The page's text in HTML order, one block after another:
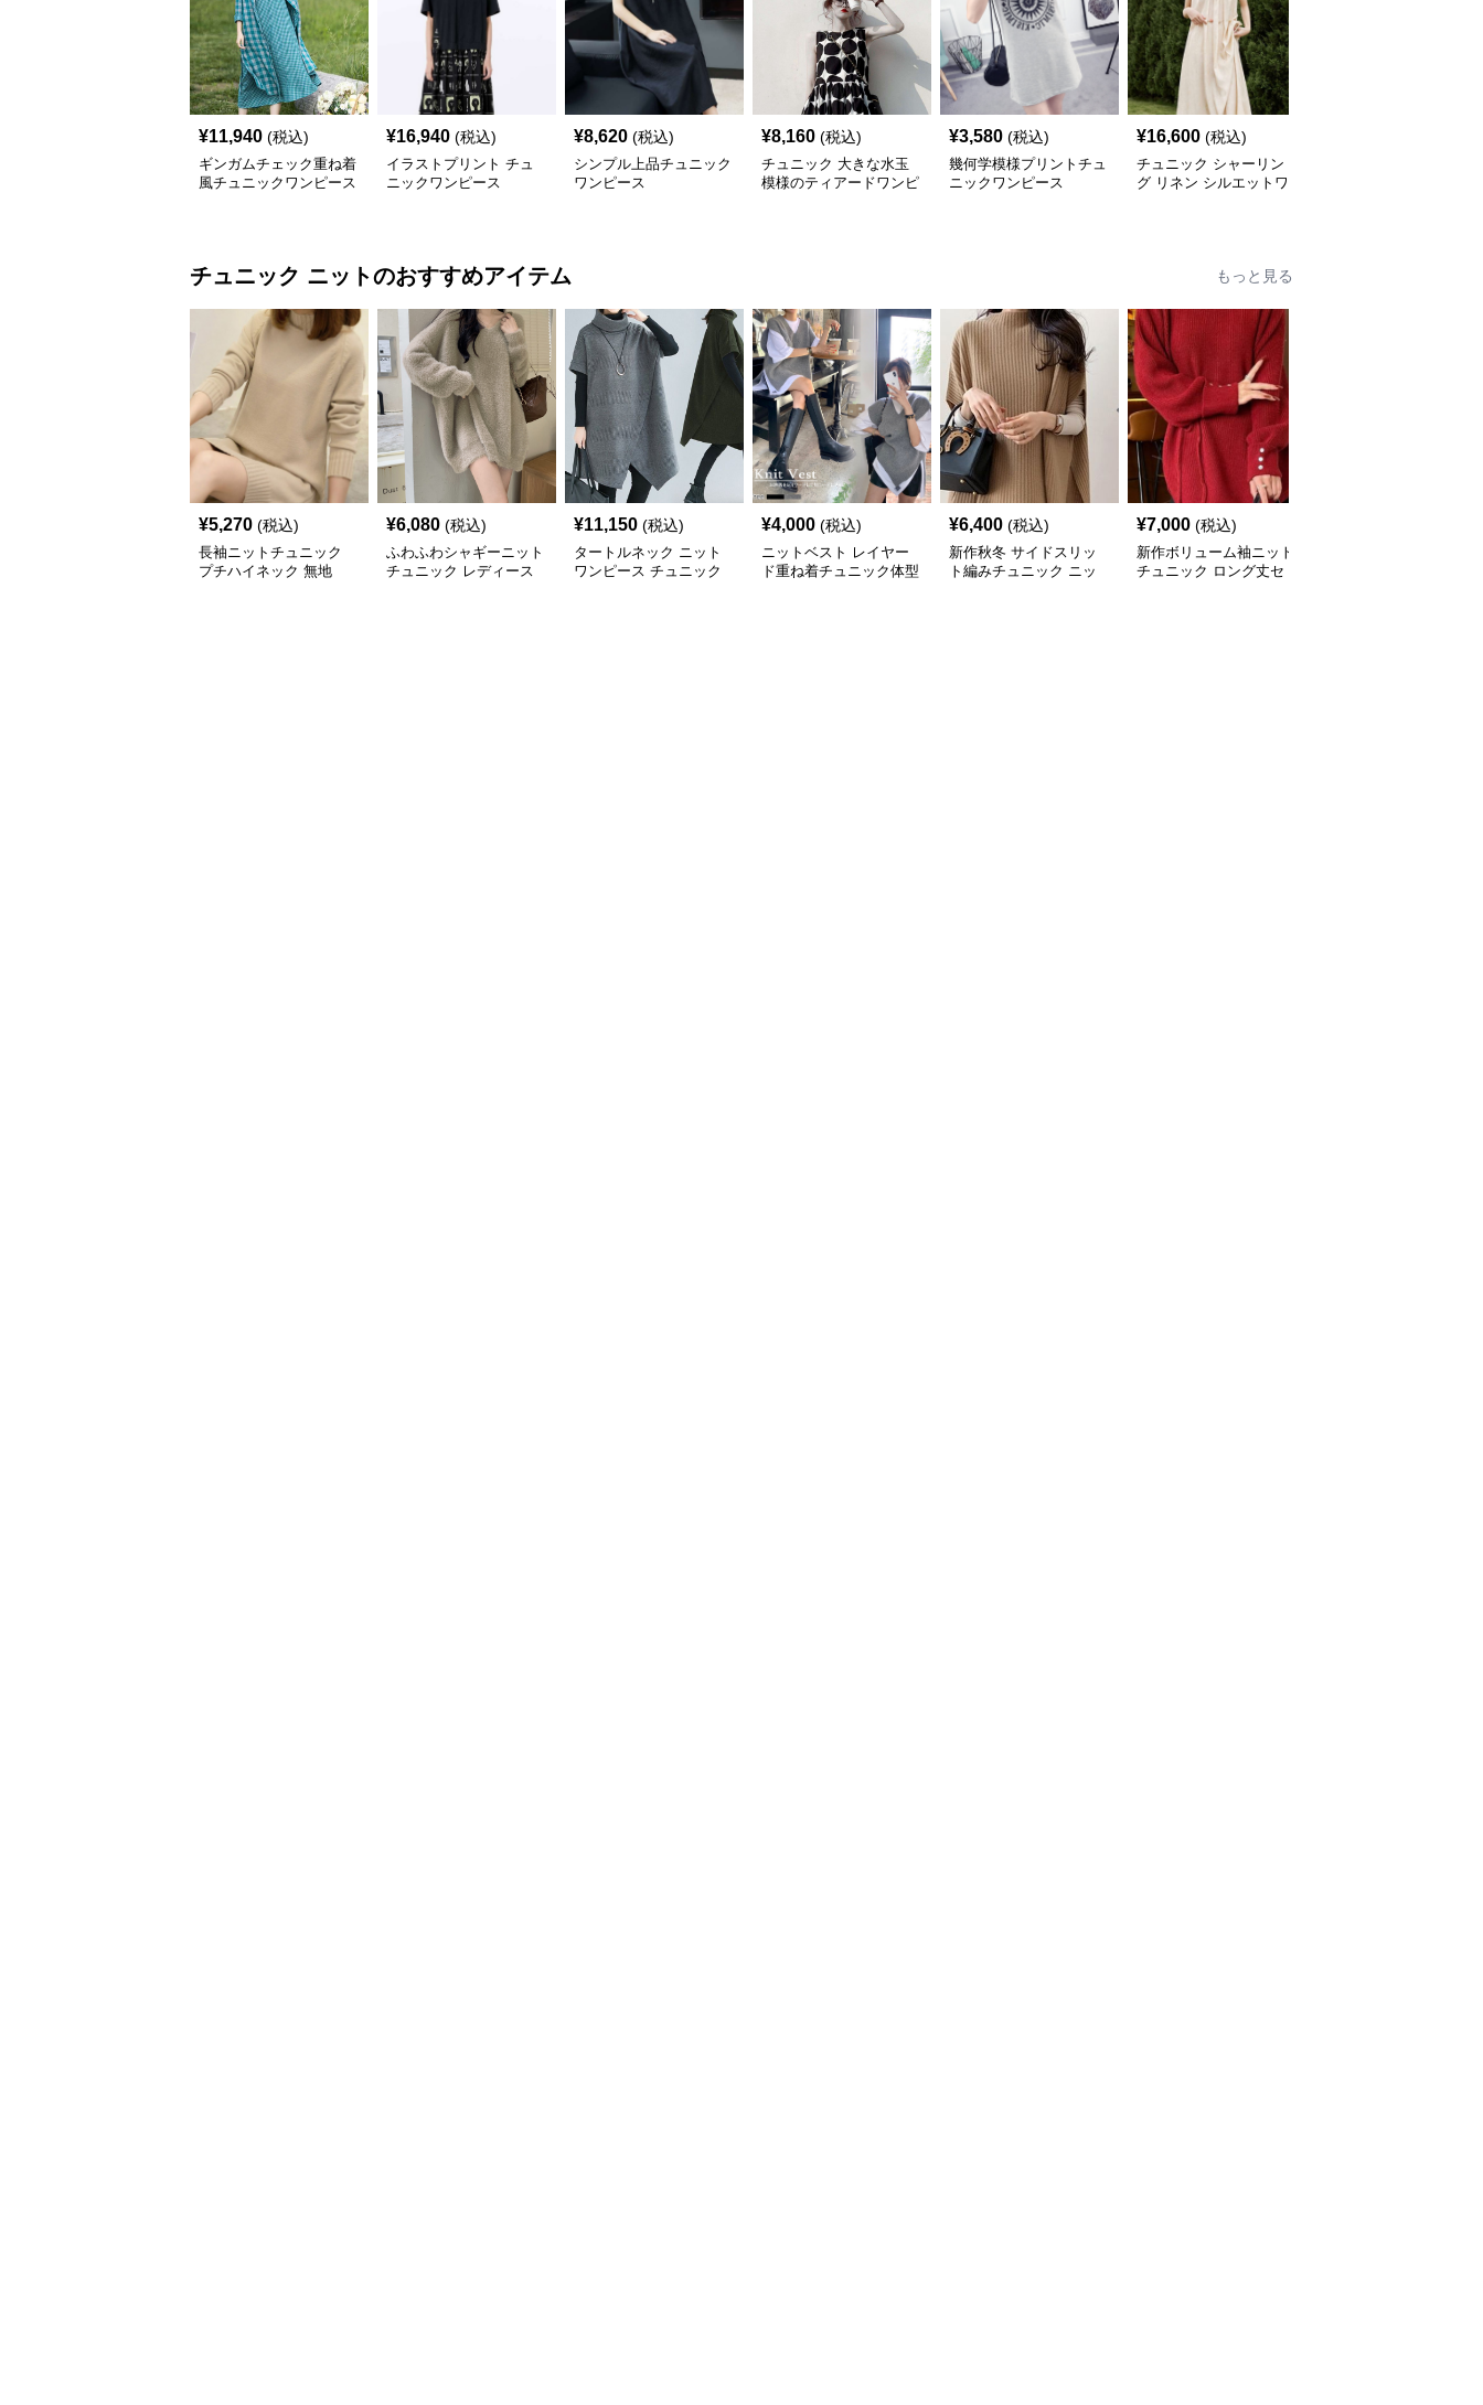
¥11,940 (税込)
ギンガムチェック重ね着
風チュニックワンピース
¥16,940 (税込)
イラストプリント チュ
ニックワンピース
¥8,620 (税込)
シンプル上品チュニック
ワンピース
¥8,160 (税込)
チュニック 大きな水玉
模様のティアードワンピ
¥3,580 (税込)
幾何学模様プリントチュ
ニックワンピース
¥16,600 (税込)
チュニック シャーリン
グ リネン シルエットワ
チュニック ニットのおすすめアイテム もっと見る
¥5,270 (税込)
長袖ニットチュニック
プチハイネック 無地
¥6,080 (税込)
ふわふわシャギーニット
チュニック レディース
¥11,150 (税込)
タートルネック ニット
ワンピース チュニック
¥4,000 (税込)
ニットベスト レイヤー
ド重ね着チュニック体型
¥6,400 (税込)
新作秋冬 サイドスリッ
ト編みチュニック ニッ
¥7,000 (税込)
新作ボリューム袖ニット
チュニック ロング丈セ